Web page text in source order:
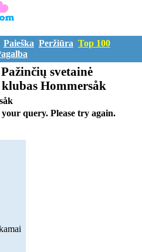
Paieška Peržiūra Top 100
svetainė
Hommersåk
query. Please try again.